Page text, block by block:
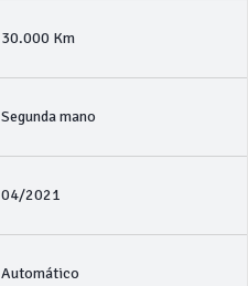
30.000 Km
Segunda mano
04/2021
Automático